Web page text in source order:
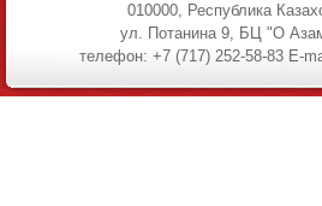
010000, Республика
ул. Потанина 9, БЦ "О
телефон: +7 (717) 252-58-83 E-